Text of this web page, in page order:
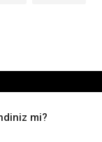
mi?